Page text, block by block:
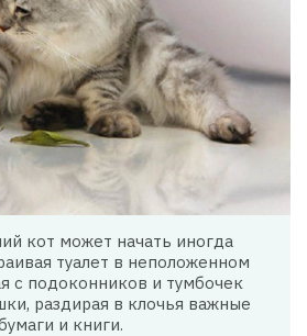
кот может начать иногда
туалет в неположенном
с подоконников и тумбочек
раздирая в клочья важные
и книги.